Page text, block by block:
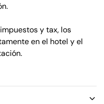
impuestos y tax, los
en el hotel y el